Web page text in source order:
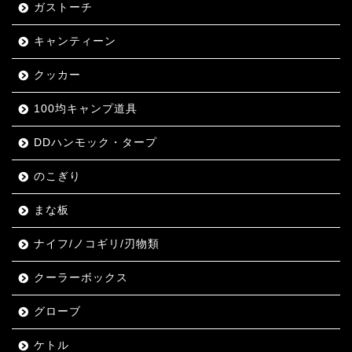
ガストーチ
キャンティーン
クッカー
100均キャンプ道具
DDハンモック・タープ
のこぎり
まな板
ナイフ/ノコギリ/刃物類
クーラーボックス
グローブ
ケトル